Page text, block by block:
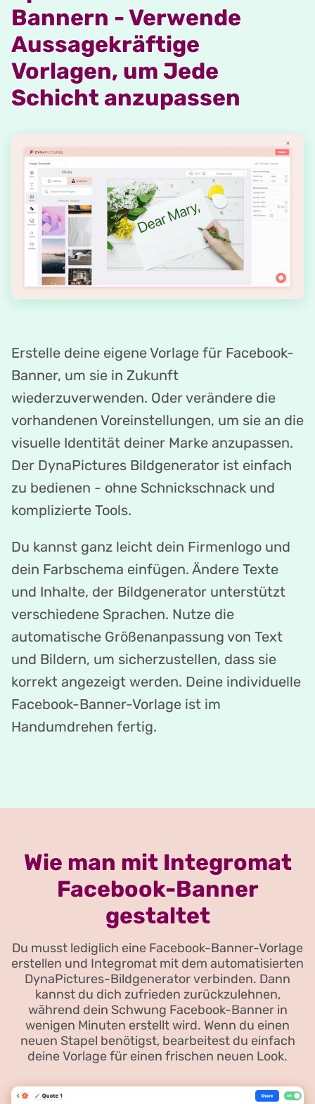
Bannern - Verwende
Aussagekräftige
Vorlagen, um Jede
Schicht anzupassen
Erstelle deine eigene Vorlage für Facebook-
Banner, um sie in Zukunft
wiederzuverwenden. Oder verändere die
vorhandenen Voreinstellungen, um sie an die
visuelle Identität deiner Marke anzupassen.
Der DynaPictures Bildgenerator ist einfach
zu bedienen - ohne Schnickschnack und
komplizierte Tools.
Du kannst ganz leicht dein Firmenlogo und
dein Farbschema einfügen. Ändere Texte
und Inhalte, der Bildgenerator unterstützt
verschiedene Sprachen. Nutze die
automatische Größenanpassung von Text
und Bildern, um sicherzustellen, dass sie
korrekt angezeigt werden. Deine individuelle
Facebook-Banner-Vorlage ist im
Handumdrehen fertig.
Wie man mit Integromat
Facebook-Banner
gestaltet
Du musst lediglich eine Facebook-Banner-Vorlage
erstellen und Integromat mit dem automatisierten
DynaPictures-Bildgenerator verbinden. Dann
kannst du dich zufrieden zurückzulehnen,
während dein Schwung Facebook-Banner in
wenigen Minuten erstellt wird. Wenn du einen
neuen Stapel benötigst, bearbeitest du einfach
deine Vorlage für einen frischen neuen Look.